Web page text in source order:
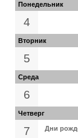
Понедельник
4
Вторник
5
Среда
6
Четверг
7 Дни